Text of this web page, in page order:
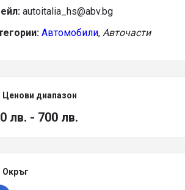
autoitalia_hs@abv.bg
Автомобили, Авточасти
Ценови диапазон
лв. - 700 лв.
Окръг